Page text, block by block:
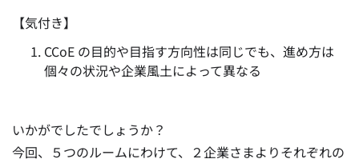
【気付き】
CCoE の目的や目指す方向性は同じでも、進め方は
個々の状況や企業風土によって異なる
いかがでしたでしょうか？
今回、５つのルームにわけて、２企業さまよりそれぞれの